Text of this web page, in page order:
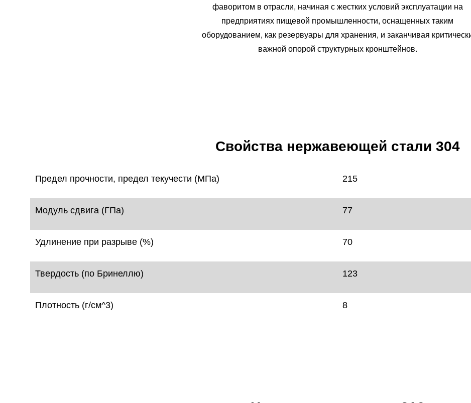
фаворитом в отрасли, начиная с жестких условий эксплуатации на
предприятиях пищевой промышленности, оснащенных таким
оборудованием, как резервуары для хранения, и заканчивая
важной опорой структурных кронштейнов.
Свойства нержавеющей стали 304
Предел прочности, предел текучести (МПа) 215
Модуль сдвига (ГПа) 77
Удлинение при разрыве (%) 70
Твердость (по Бринеллю) 123
Плотность (г/см^3) 8